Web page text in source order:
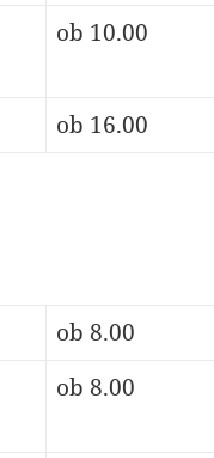
ob 10.00
ob 16.00
ob 8.00
ob 8.00